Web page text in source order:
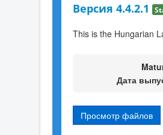
Версия 4.4.2.1
This is the Hungarian
Дата
Просмотр файлов